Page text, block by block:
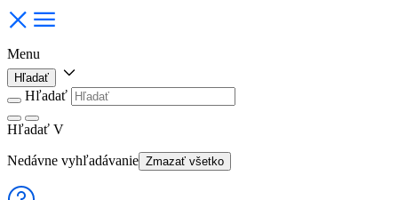
Menu
Hľadať
Hľadať
Hľadať V
Nedávne vyhľadávanie Zmazať všetko